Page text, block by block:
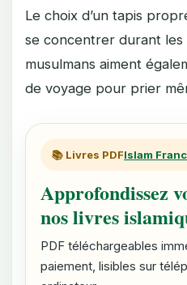
Le choix d’un tapis
se concentrer durant les
musulmans aiment
de voyage pour prier
📚 Livres PDFIslam
Approfondissez
nos livres
PDF téléchargeables
paiement, lisibles sur